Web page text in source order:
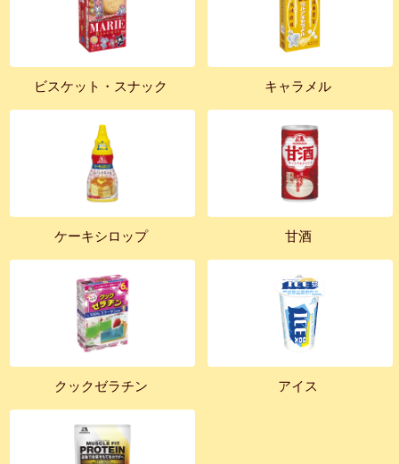
ビスケット・スナック キャラメル
ケーキシロップ 甘酒
クックゼラチン アイス